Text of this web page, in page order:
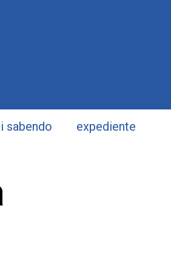
sabendo expediente